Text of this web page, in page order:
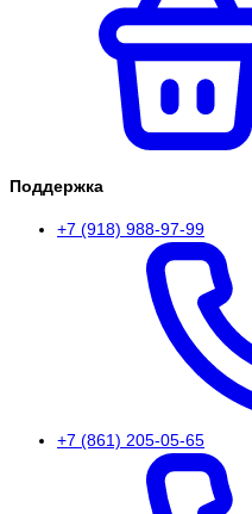
Поддержка
+7 (918) 988-97-99
+7 (861) 205-05-65